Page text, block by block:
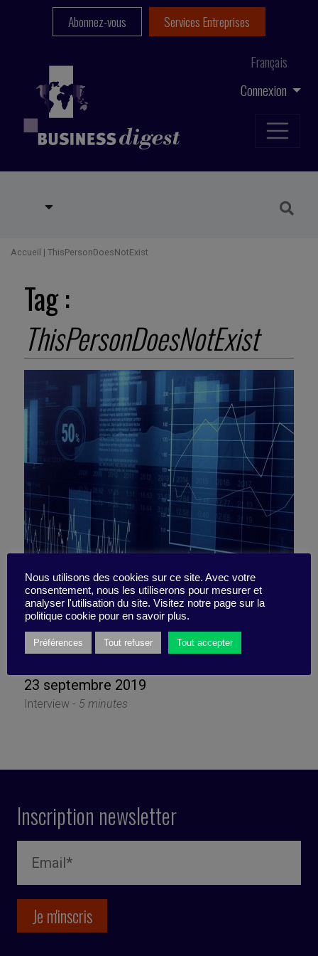
Connexion
Français
Abonnez-vous Services Entreprises
Accueil | ThisPersonDoesNotExist
Tag :
ThisPersonDoesNotExist
Bitvore : l’IA qui permet
d’expliquer ses résultats
23 septembre 2019
Interview - 5 minutes
Inscription newsletter
Nous utilisons des cookies sur ce site. Avec votre
consentement, nous les utiliserons pour mesurer et
analyser l'utilisation du site. Visitez notre page sur la
politique cookie pour en savoir plus.
Préférences Tout refuser Tout accepter